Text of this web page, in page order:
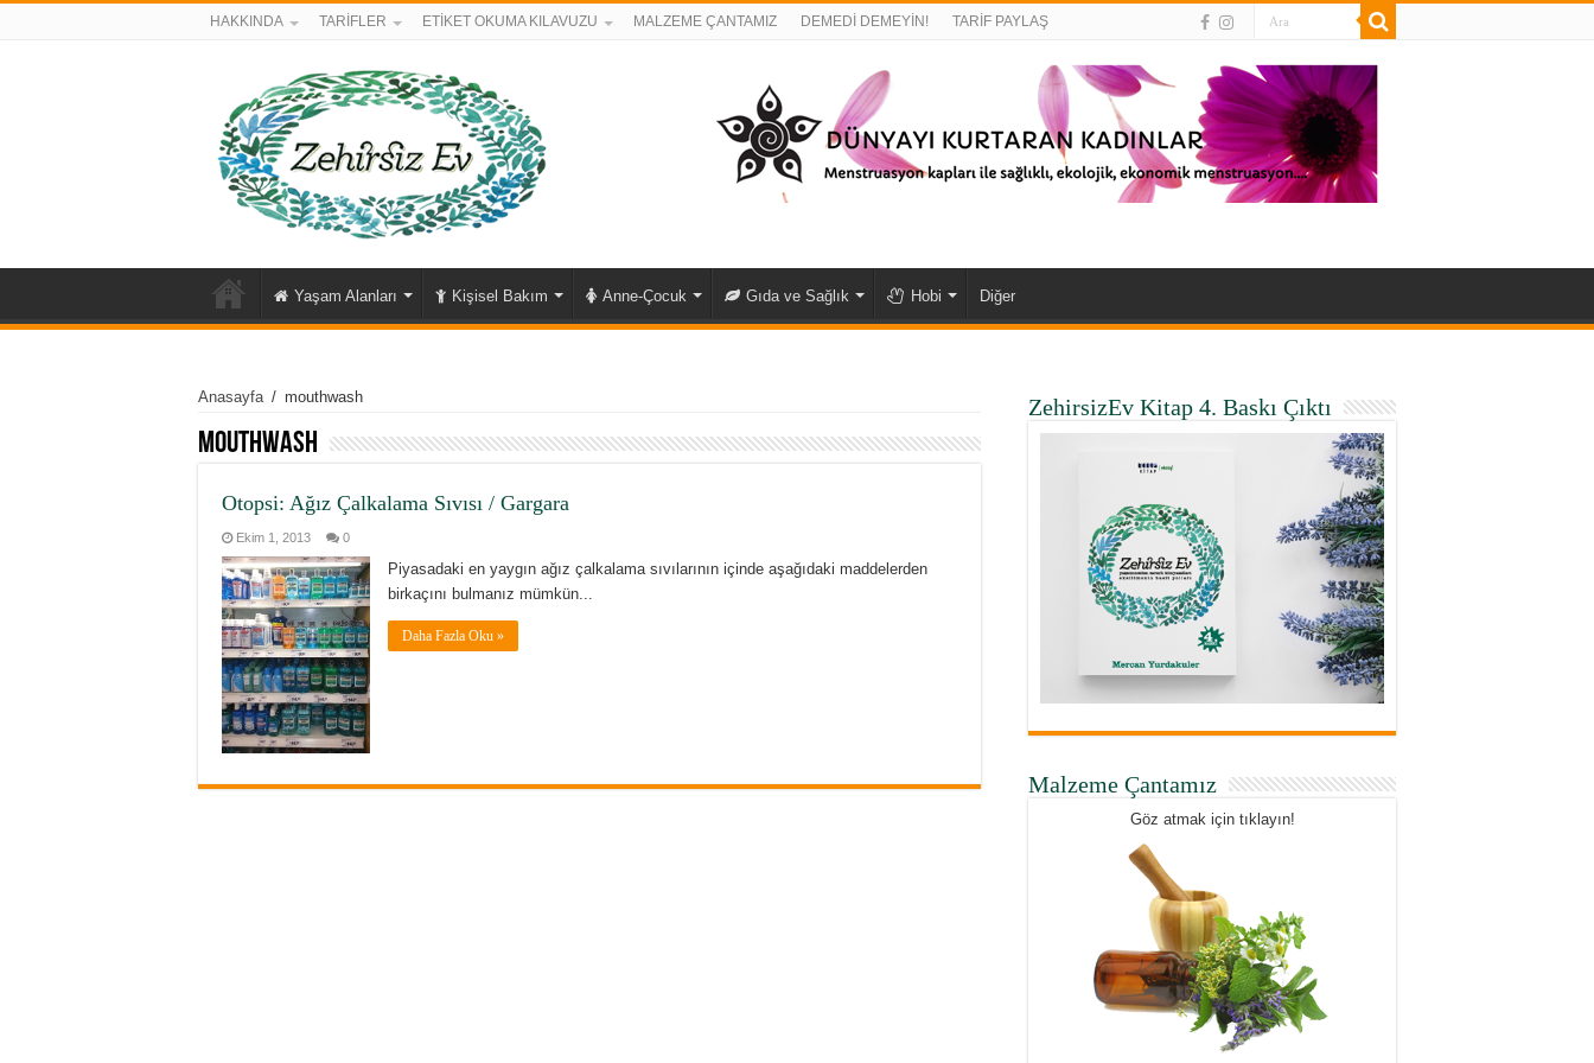
HAKKINDA TARİFLER ETİKET OKUMA KILAVUZU MALZEME ÇANTAMIZ DEMEDİ DEMEYİN! TARİF PAYLAŞ
Yaşam Alanları Kişisel Bakım Anne-Çocuk Gıda ve Sağlık Hobi Diğer
Anasayfa / mouthwash
mouthwash
Otopsi: Ağız Çalkalama Sıvısı / Gargara
Ekim 1, 2013 0
Piyasadaki en yaygın ağız çalkalama sıvılarının içinde aşağıdaki maddelerden
birkaçını bulmanız mümkün...
Daha Fazla Oku »
ZehirsizEv Kitap 4. Baskı Çıktı
Malzeme Çantamız
Göz atmak için tıklayın!